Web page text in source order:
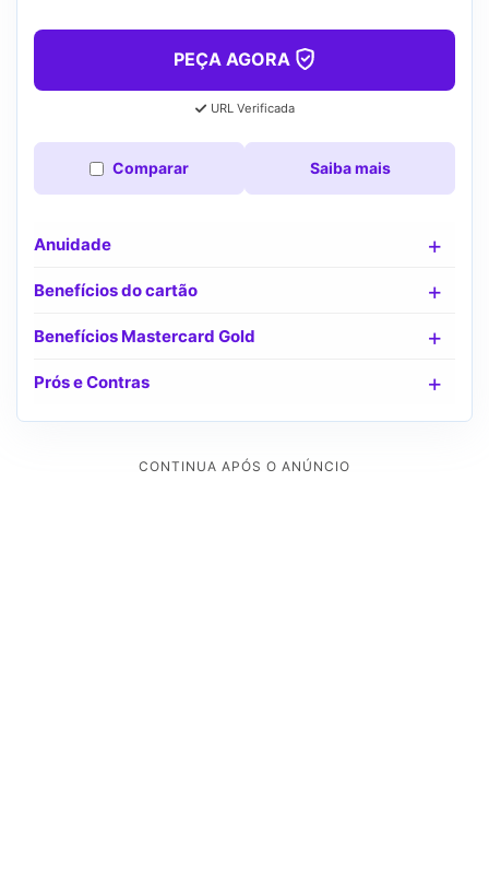
PEÇA AGORA
URL Verificada
Comparar Saiba mais
Anuidade
Benefícios do cartão
Benefícios Mastercard Gold
Prós e Contras